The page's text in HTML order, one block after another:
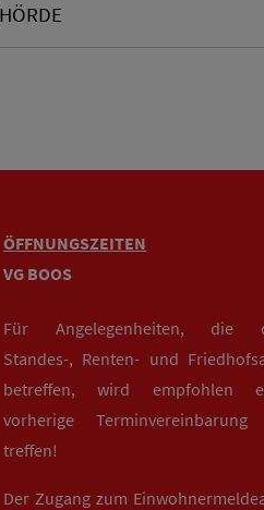
ÖFFNUNGSZEITEN
VG BOOS
Für Angelegenheiten, die
Standes-, Renten- und
betreffen, wird empfohlen
vorherige
treffen!
Der Zugang zum